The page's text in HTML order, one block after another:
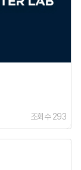
조회수 293